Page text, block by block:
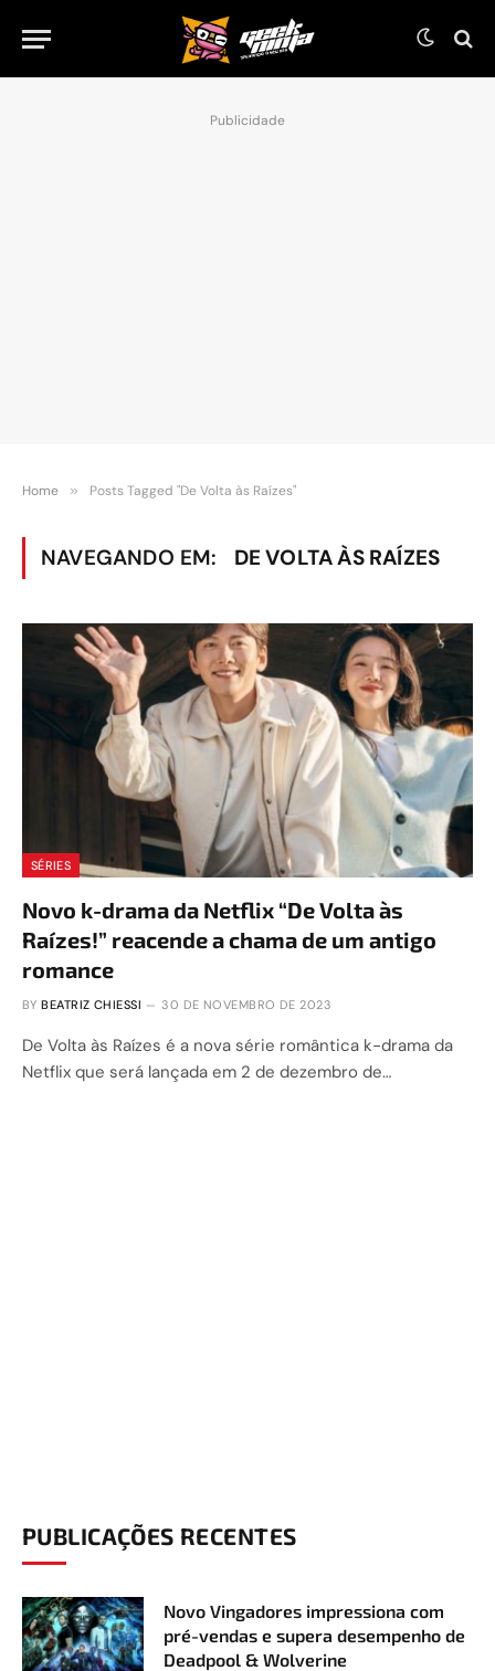
Publicidade
Home » Posts Tagged "De Volta às Raízes"
NAVEGANDO EM: DE VOLTA ÀS RAÍZES
SÉRIES
Novo k-drama da Netflix “De Volta às
Raízes!” reacende a chama de um antigo
romance
BY BEATRIZ CHIESSI 30 DE NOVEMBRO DE 2023
De Volta às Raízes é a nova série romântica k-drama da
Netflix que será lançada em 2 de dezembro de…
PUBLICAÇÕES RECENTES
Novo Vingadores impressiona com
pré-vendas e supera desempenho de
Deadpool & Wolverine